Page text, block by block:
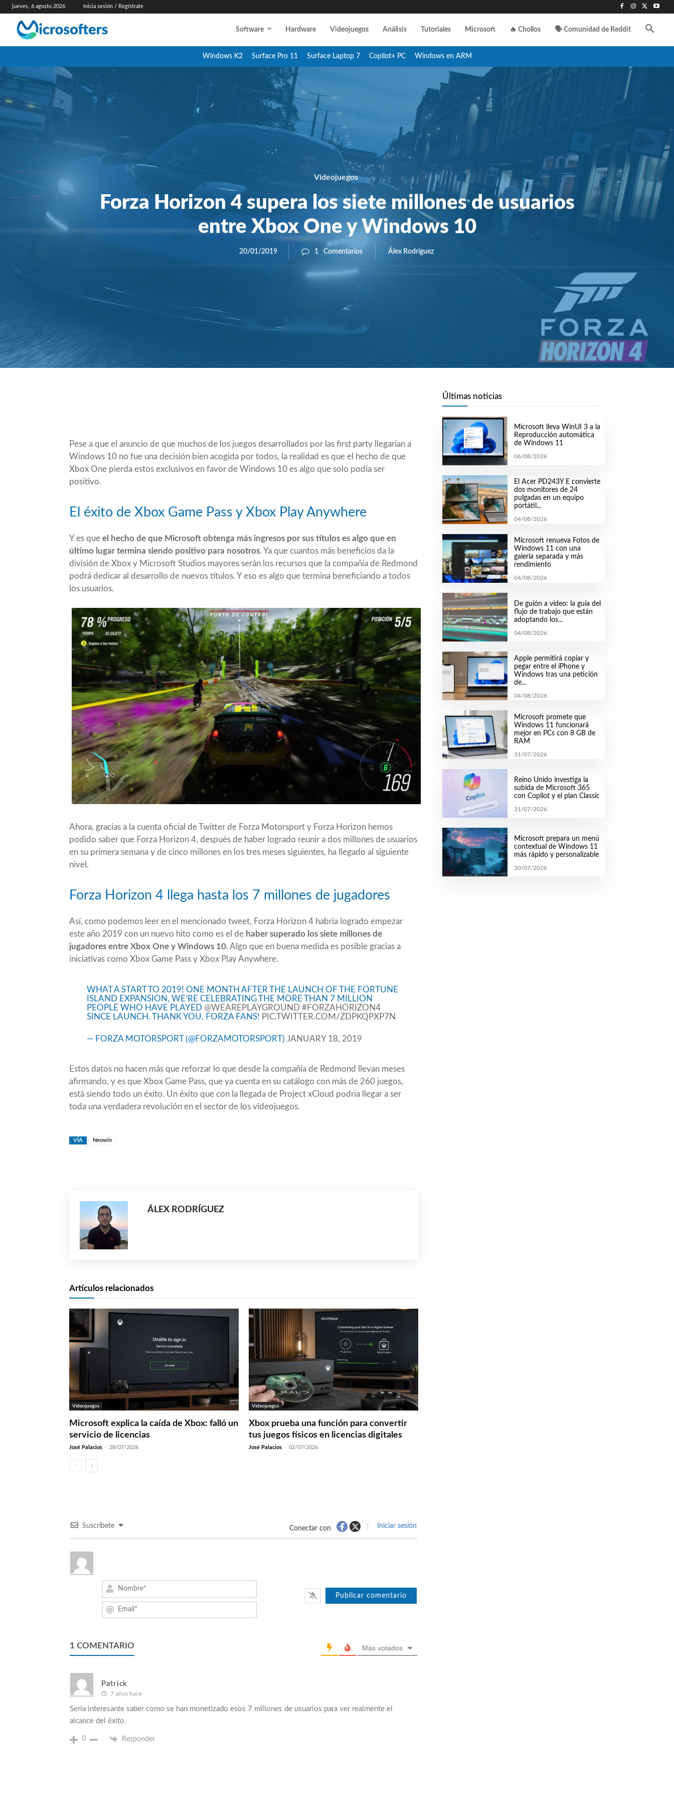
jueves, 6 agosto 2026 Inicia sesión / Regístrate
Software Hardware Videojuegos Análisis Tutoriales Microsoft 🔥 Chollos 🗣️ Comunidad de Reddit
Windows K2 Surface Pro 11 Surface Laptop 7 Copilot+ PC Windows en ARM
Videojuegos
Forza Horizon 4 supera los siete millones de usuarios
entre Xbox One y Windows 10
20/01/2019 1 Comentarios Álex Rodríguez
Pese a que el anuncio de que muchos de los juegos desarrollados por las first party llegarían a
Windows 10 no fue una decisión bien acogida por todos, la realidad es que el hecho de que
Xbox One pierda estos exclusivos en favor de Windows 10 es algo que solo podía ser
positivo.
El éxito de Xbox Game Pass y Xbox Play Anywhere
Y es que el hecho de que Microsoft obtenga más ingresos por sus títulos es algo que en
último lugar termina siendo positivo para nosotros. Ya que cuantos más beneficios da la
división de Xbox y Microsoft Studios mayores serán los recursos que la compañía de Redmond
podrá dedicar al desarrollo de nuevos títulos. Y eso es algo que termina beneficiando a todos
los usuarios.
Ahora, gracias a la cuenta oficial de Twitter de Forza Motorsport y Forza Horizon hemos
podido saber que Forza Horizon 4, después de haber logrado reunir a dos millones de usuarios
en su primera semana y de cinco millones en los tres meses siguientes, ha llegado al siguiente
nivel.
Forza Horizon 4 llega hasta los 7 millones de jugadores
Así, como podemos leer en el mencionado tweet, Forza Horizon 4 habría logrado empezar
este año 2019 con un nuevo hito como es el de haber superado los siete millones de
jugadores entre Xbox One y Windows 10. Algo que en buena medida es posible gracias a
iniciativas como Xbox Game Pass y Xbox Play Anywhere.
WHAT A START TO 2019! ONE MONTH AFTER THE LAUNCH OF THE FORTUNE
ISLAND EXPANSION, WE’RE CELEBRATING THE MORE THAN 7 MILLION
PEOPLE WHO HAVE PLAYED @WEAREPLAYGROUND #FORZAHORIZON4
SINCE LAUNCH. THANK YOU, FORZA FANS! PIC.TWITTER.COM/ZDPKQPXP7N
— FORZA MOTORSPORT (@FORZAMOTORSPORT) JANUARY 18, 2019
Estos datos no hacen más que reforzar lo que desde la compañía de Redmond llevan meses
afirmando, y es que Xbox Game Pass, que ya cuenta en su catálogo con más de 260 juegos,
está siendo todo un éxito. Un éxito que con la llegada de Project xCloud podría llegar a ser
toda una verdadera revolución en el sector de los videojuegos.
VÍA Neowin
ÁLEX RODRÍGUEZ
Artículos relacionados
Videojuegos
Microsoft explica la caída de Xbox: falló un
servicio de licencias
José Palacios - 28/07/2026
Videojuegos
Xbox prueba una función para convertir
tus juegos físicos en licencias digitales
José Palacios - 02/07/2026
Suscríbete Conectar con Iniciar sesión
Nombre*
Email*
1 COMENTARIO Más votados
Patrick
7 años hace
Sería interesante saber como se han monetizado esos 7 millones de usuarios para ver realmente el
alcance del éxito.
0 Responder
Últimas noticias
Microsoft lleva WinUI 3 a la
Reproducción automática
de Windows 11
06/08/2026
El Acer PD243Y E convierte
dos monitores de 24
pulgadas en un equipo
portátil...
04/08/2026
Microsoft renueva Fotos de
Windows 11 con una
galería separada y más
rendimiento
04/08/2026
De guión a vídeo: la guía del
flujo de trabajo que están
adoptando los...
04/08/2026
Apple permitirá copiar y
pegar entre el iPhone y
Windows tras una petición
de...
04/08/2026
Microsoft promete que
Windows 11 funcionará
mejor en PCs con 8 GB de
RAM
31/07/2026
Reino Unido investiga la
subida de Microsoft 365
con Copilot y el plan Classic
31/07/2026
Microsoft prepara un menú
contextual de Windows 11
más rápido y personalizable
30/07/2026